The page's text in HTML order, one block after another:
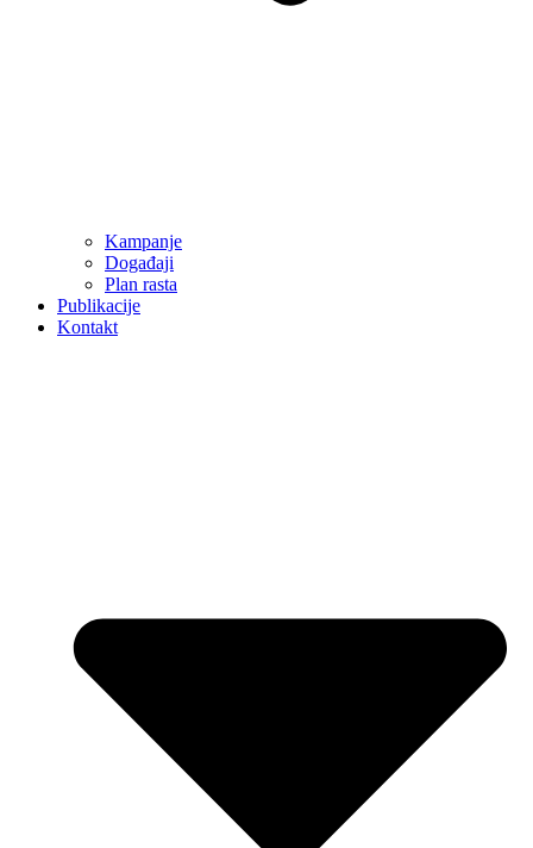
Kampanje
Događaji
Plan rasta
Publikacije
Kontakt